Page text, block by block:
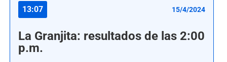
13:07 15/4/2024
La Granjita: resultados de las 2:00
p.m.